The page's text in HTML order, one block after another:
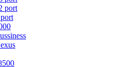
port